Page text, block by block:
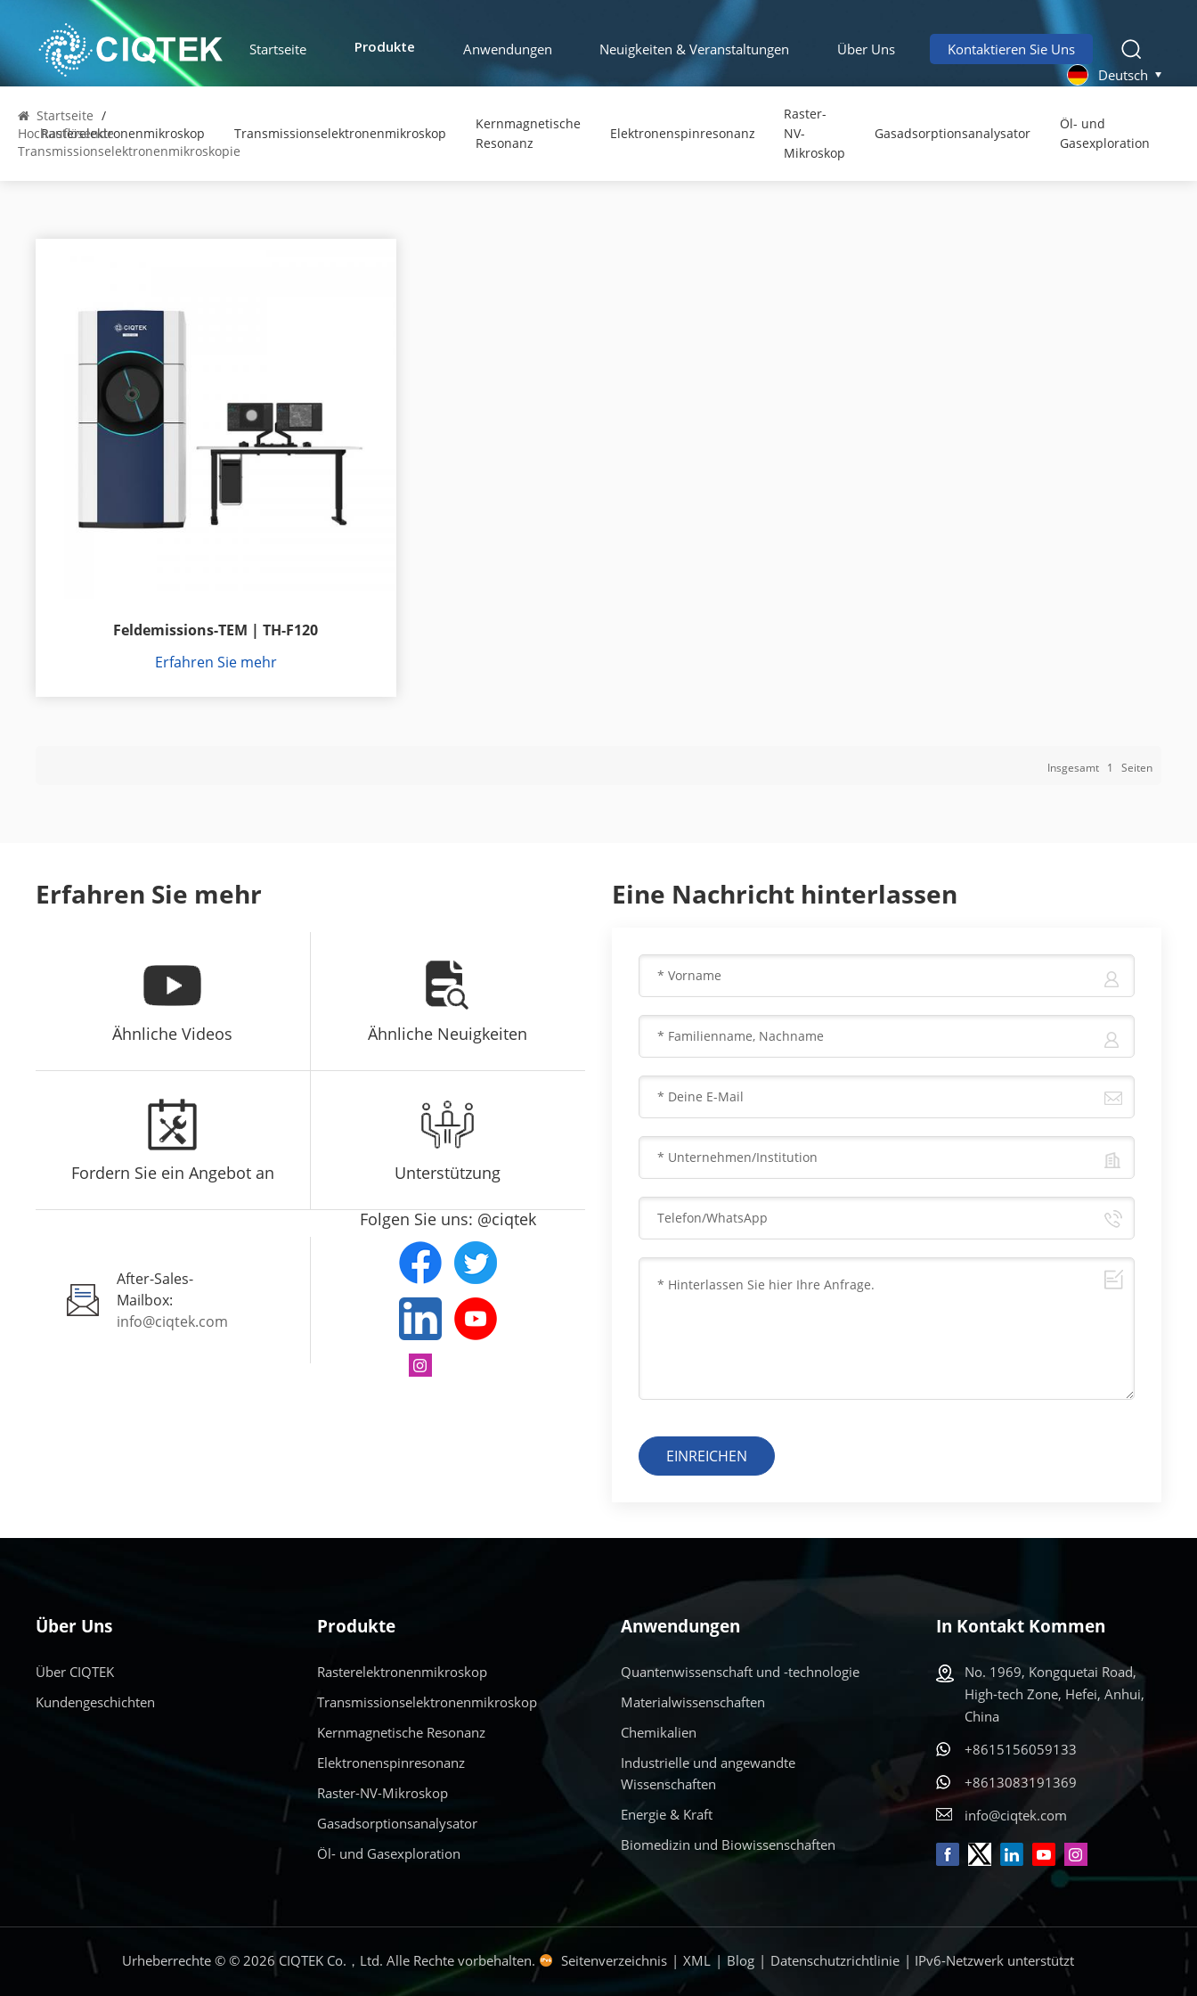
Startseite Produkte Anwendungen Neuigkeiten & Veranstaltungen Über Uns
Kontaktieren Sie Uns
Deutsch
Startseite /
Hochauflösende
Transmissionselektronenmikroskopie
Rasterelektronenmikroskop Transmissionselektronenmikroskop
Kernmagnetische
Resonanz
Elektronenspinresonanz
Raster-
NV-
Mikroskop
Gasadsorptionsanalysator
Öl- und
Gasexploration
Feldemissions-TEM | TH-F120
Erfahren Sie mehr
Insgesamt 1 Seiten
Erfahren Sie mehr
Ähnliche Videos Ähnliche Neuigkeiten
Fordern Sie ein Angebot an Unterstützung
After-Sales-
Mailbox:
info@ciqtek.com
Folgen Sie uns: @ciqtek
Eine Nachricht hinterlassen
EINREICHEN
Über Uns
Über CIQTEK
Kundengeschichten
Produkte
Rasterelektronenmikroskop
Transmissionselektronenmikroskop
Kernmagnetische Resonanz
Elektronenspinresonanz
Raster-NV-Mikroskop
Gasadsorptionsanalysator
Öl- und Gasexploration
Anwendungen
Quantenwissenschaft und -technologie
Materialwissenschaften
Chemikalien
Industrielle und angewandte
Wissenschaften
Energie & Kraft
Biomedizin und Biowissenschaften
In Kontakt Kommen
No. 1969, Kongquetai Road,
High-tech Zone, Hefei, Anhui,
China
+8615156059133
+8613083191369
info@ciqtek.com
Urheberrechte © © 2026 CIQTEK Co.，Ltd. Alle Rechte vorbehalten. Seitenverzeichnis | XML | Blog | Datenschutzrichtlinie | IPv6-Netzwerk unterstützt